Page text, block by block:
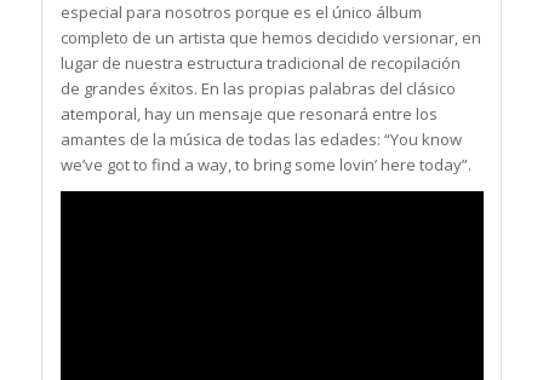
especial para nosotros porque es el único álbum
completo de un artista que hemos decidido versionar, en
lugar de nuestra estructura tradicional de recopilación
de grandes éxitos. En las propias palabras del clásico
atemporal, hay un mensaje que resonará entre los
amantes de la música de todas las edades: “You know
we’ve got to find a way, to bring some lovin’ here today”.